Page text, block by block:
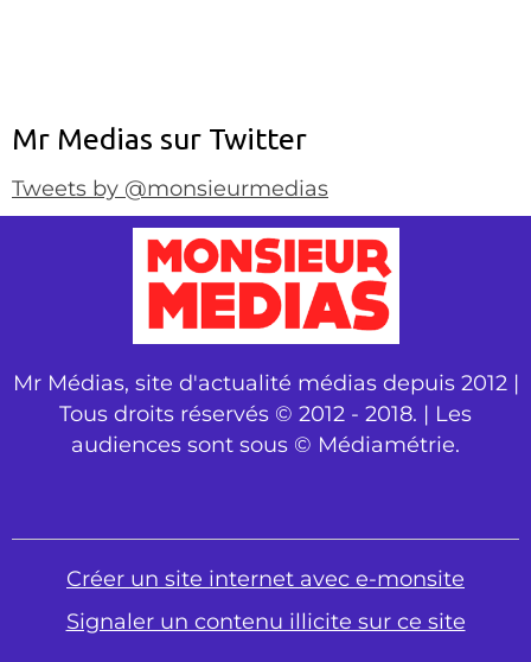
Mr Medias sur Twitter
Tweets by @monsieurmedias
Mr Médias, site d'actualité médias depuis 2012 |
Tous droits réservés © 2012 - 2018. | Les
audiences sont sous © Médiamétrie.
Créer un site internet avec e-monsite
Signaler un contenu illicite sur ce site